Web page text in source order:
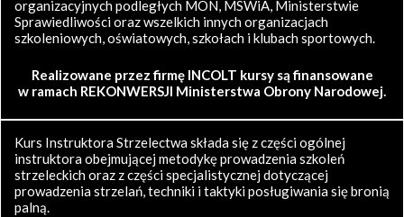
organizacyjnych podległych MON, MSWiA, Ministerstwie
Sprawiedliwości oraz wszelkich innych organizacjach
szkoleniowych, oświatowych, szkołach i klubach sportowych.
Realizowane przez firmę INCOLT kursy są finansowane
w ramach REKONWERSJI Ministerstwa Obrony Narodowej.
Kurs Instruktora Strzelectwa składa się z części ogólnej
instruktora obejmującej metodykę prowadzenia szkoleń
strzeleckich oraz z części specjalistycznej dotyczącej
prowadzenia strzelań, techniki i taktyki posługiwania się bronią
palną.